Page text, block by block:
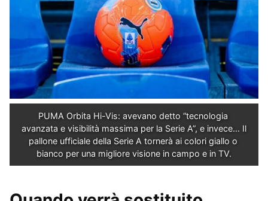
PUMA Orbita Hi-Vis: avevano detto “tecnologia
avanzata e visibilità massima per la Serie A”, e invece… Il
pallone ufficiale della Serie A tornerà ai colori giallo o
bianco per una migliore visione in campo e in TV.